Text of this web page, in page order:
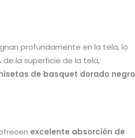
profundamente en la tela, lo
de la superficie de la tela,
de basquet dorado negro
excelente absorción de